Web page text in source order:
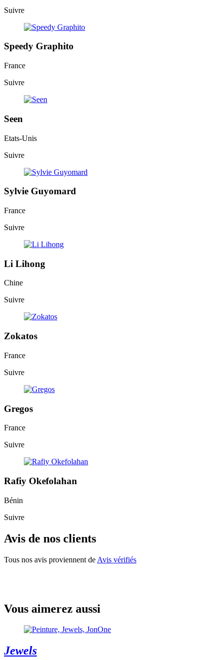
Suivre
Speedy Graphito
France
Suivre
Seen
Etats-Unis
Suivre
Sylvie Guyomard
France
Suivre
Li Lihong
Chine
Suivre
Zokatos
France
Suivre
Gregos
France
Suivre
Rafiy Okefolahan
Bénin
Suivre
Avis de nos clients
Tous nos avis proviennent de Avis vérifiés
Vous aimerez aussi
Jewels